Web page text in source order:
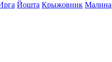
Йошта Крыжовник Малина